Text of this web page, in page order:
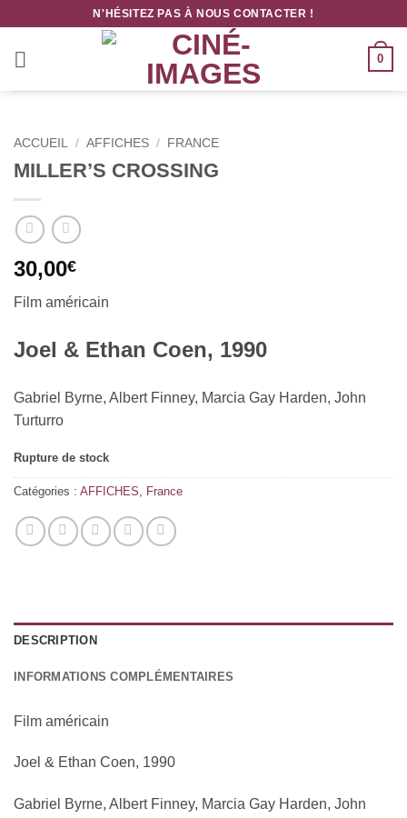
contenu
N'HÉSITEZ PAS À NOUS CONTACTER !
0
ACCUEIL / AFFICHES / FRANCE
MILLER’S CROSSING
30,00€
Film américain
Joel & Ethan Coen, 1990
Gabriel Byrne, Albert Finney, Marcia Gay Harden, John
Turturro
Rupture de stock
Catégories : AFFICHES France
DESCRIPTION
INFORMATIONS COMPLÉMENTAIRES
Film américain
Joel & Ethan Coen, 1990
Gabriel Byrne, Albert Finney, Marcia Gay Harden, John